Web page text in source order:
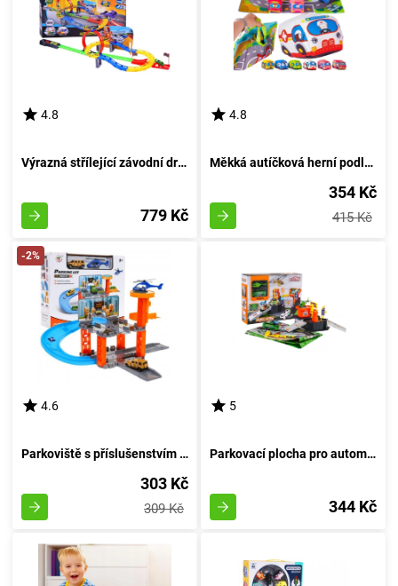
4.8
Výrazná střílející závodní dráha
779 Kč
4.8
Měkká autíčková herní podložka
354 Kč
415 Kč
-2%
4.6
Parkoviště s příslušenstvím a vrtulníkovým přistávacím místem
303 Kč
309 Kč
5
Parkovací plocha pro automobily s podložkou
344 Kč